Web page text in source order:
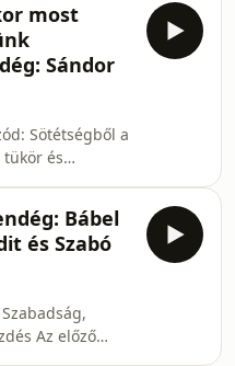
most
Sándor
Sötétségből a
tükör és
befejező
hónapokban
egy
adás
Bábel
és Szabó
Az előző